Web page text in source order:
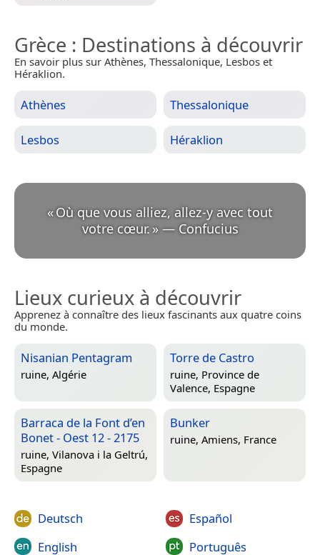
Grèce : Destinations à découvrir
En savoir plus sur Athènes, Thessalonique, Lesbos et
Héraklion.
Athènes Thessalonique
Lesbos Héraklion
«Où que vous alliez, allez-y avec tout
votre cœur. » — Confucius
Lieux curieux à découvrir
Apprenez à connaître des lieux fascinants aux quatre coins
du monde.
Nisanian Pentagram
ruine, Algérie
Torre de Castro
ruine, Province de
Valence, Espagne
Barraca de la Font d’en
Bonet - Oest 12 - 2175
ruine, Vilanova i la Geltrú,
Espagne
Bunker
ruine, Amiens, France
Deutsch
English
Español
Português